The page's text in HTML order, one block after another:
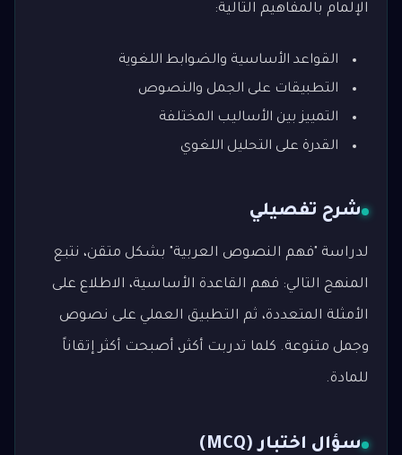
الإلمام بالمفاهيم التالية:
القواعد الأساسية والضوابط اللغوية
التطبيقات على الجمل والنصوص
التمييز بين الأساليب المختلفة
القدرة على التحليل اللغوي
شرح تفصيلي
لدراسة "فهم النصوص العربية" بشكل متقن، نتبع
المنهج التالي: فهم القاعدة الأساسية، الاطلاع على
الأمثلة المتعددة، ثم التطبيق العملي على نصوص
وجمل متنوعة. كلما تدربت أكثر، أصبحت أكثر إتقاناً
للمادة.
سؤال اختبار (MCQ)